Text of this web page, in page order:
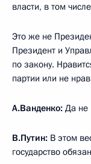
власти, в том
Это же не
Президент и
по закону.
партии или не
А.Ванденко: Да не
В.Путин: В этом
государство